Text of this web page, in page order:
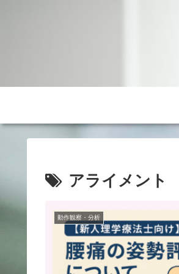
アライメント
動作観察・分析